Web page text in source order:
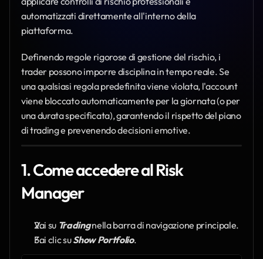
automatizzati direttamente all'interno della
piattaforma.
Definendo regole rigorose di gestione del rischio, i
trader possono imporre disciplina in tempo reale. Se
una qualsiasi regola predefinita viene violata, l'account
viene bloccato automaticamente per la giornata (o per
una durata specificata), garantendo il rispetto del piano
di trading e prevenendo decisioni emotive.
1. Come accedere al Risk
Manager
Vai su Trading nella barra di navigazione principale.
Fai clic su Show Portfolio.